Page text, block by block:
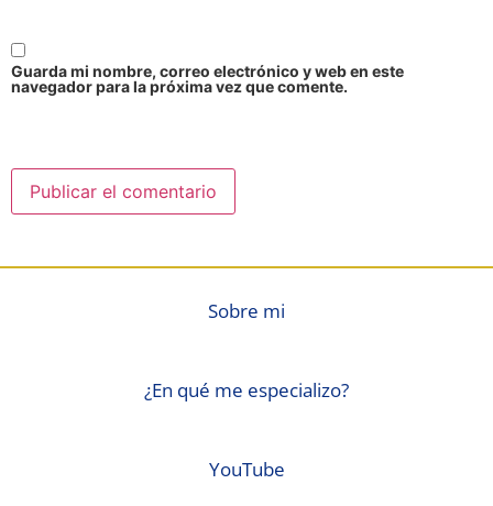
Guarda mi nombre, correo electrónico y web en este
navegador para la próxima vez que comente.
Sobre mi
¿En qué me especializo?
YouTube